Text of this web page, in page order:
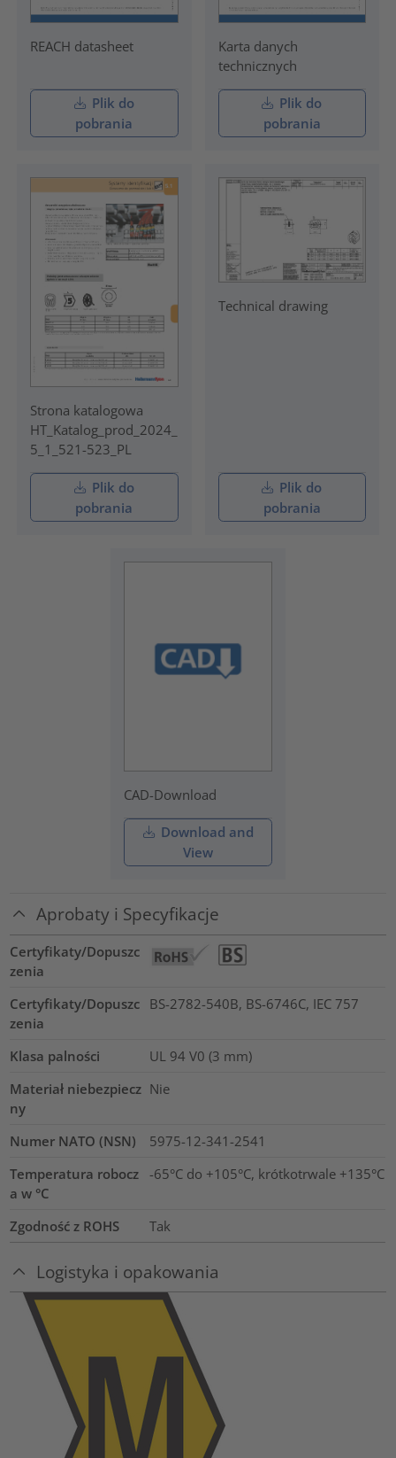
REACH datasheet
Plik do
pobrania
Karta danych
technicznych
Plik do
pobrania
Strona katalogowa
HT_Katalog_prod_2024_
5_1_521-523_PL
Plik do
pobrania
Technical drawing
Plik do
pobrania
CAD-Download
Download and
View
Aprobaty i Specyfikacje
Certyfikaty/Dopuszc
zenia
Certyfikaty/Dopuszc
zenia
BS-2782-540B, BS-6746C, IEC 757
Klasa palności
UL 94 V0 (3 mm)
Materiał niebezpiecz
ny
Nie
Numer NATO (NSN)
5975-12-341-2541
Temperatura robocz
a w °C
-65°C do +105°C, krótkotrwale +135°C
Zgodność z ROHS Tak
Logistyka i opakowania